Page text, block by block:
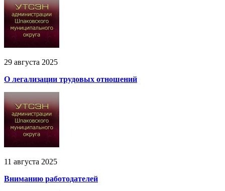
29 августа 2025
О легализации трудовых отношений
11 августа 2025
Вниманию работодателей